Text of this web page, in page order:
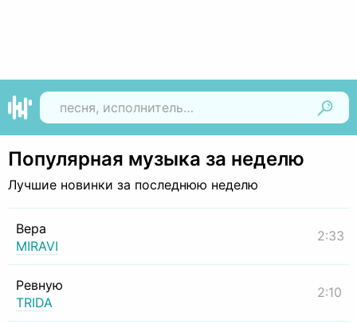
Популярная музыка за неделю
Лучшие новинки за последнюю неделю
Вера
MIRAVI
2:33
Ревную
TRIDA
2:10